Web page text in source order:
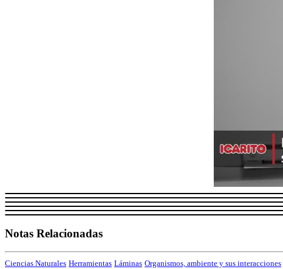
Notas Relacionadas
Ciencias Naturales Herramientas Láminas Organismos, ambiente y sus interacciones